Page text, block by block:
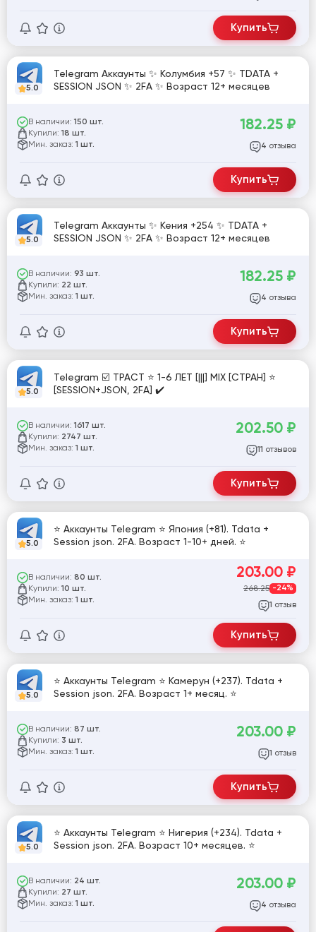
Купить
5.0
Telegram Аккаунты ✨ Колумбия +57 ✨ TDATA +
SESSION JSON ✨ 2FA ✨ Возраст 12+ месяцев
В наличии: 150 шт.
Купили: 18 шт.
Мин. заказ: 1 шт.
182.25 ₽
4 отзыва
Купить
5.0
Telegram Аккаунты ✨ Кения +254 ✨ TDATA +
SESSION JSON ✨ 2FA ✨ Возраст 12+ месяцев
В наличии: 93 шт.
Купили: 22 шт.
Мин. заказ: 1 шт.
182.25 ₽
4 отзыва
Купить
5.0
Telegram ☑️ ТРАСТ ⭐️ 1-6 ЛЕТ [|||] MIX [СТРАН] ⭐️
[SESSION+JSON, 2FA] ✔️
В наличии: 1617 шт.
Купили: 2747 шт.
Мин. заказ: 1 шт.
202.50 ₽
11 отзывов
Купить
5.0
⭐ Аккаунты Telegram ⭐ Япония (+81). Tdata +
Session json. 2FA. Возраст 1-10+ дней. ⭐
В наличии: 80 шт.
Купили: 10 шт.
Мин. заказ: 1 шт.
203.00 ₽
268.25 -24%
1 отзыв
Купить
5.0
⭐ Аккаунты Telegram ⭐ Камерун (+237). Tdata +
Session json. 2FA. Возраст 1+ месяц. ⭐
В наличии: 87 шт.
Купили: 3 шт.
Мин. заказ: 1 шт.
203.00 ₽
1 отзыв
Купить
5.0
⭐ Аккаунты Telegram ⭐ Нигерия (+234). Tdata +
Session json. 2FA. Возраст 10+ месяцев. ⭐
В наличии: 24 шт.
Купили: 27 шт.
Мин. заказ: 1 шт.
203.00 ₽
4 отзыва